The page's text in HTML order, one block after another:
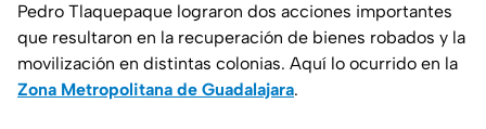
Pedro Tlaquepaque lograron dos acciones importantes
que resultaron en la recuperación de bienes robados y la
movilización en distintas colonias. Aquí lo ocurrido en la
Zona Metropolitana de Guadalajara.